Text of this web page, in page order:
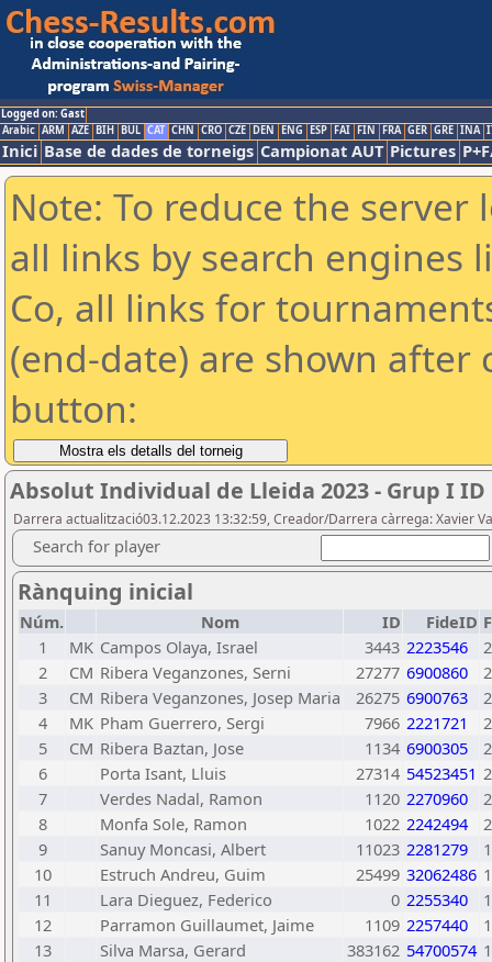
Logged on: Gast
Arabic ARM AZE BIH BUL CAT CHN CRO CZE DEN ENG ESP FAI FIN FRA GER GRE INA
Inici Base de dades de torneigs Campionat AUT Pictures
Note: To reduce the
all links by search engines
Co, all links for
(end-date) are shown
button:
Absolut Individual de Lleida 2023 - Grup I ID
Darrera actualització03.12.2023 13:32:59, Creador/Darrera càrrega: Xavier
Search for player
Rànquing inicial
Núm. Nom ID FideID
1
MK Campos Olaya, Israel 3443 2223546
2
CM Ribera Veganzones, Serni 27277 6900860
3
CM Ribera Veganzones, Josep Maria 26275 6900763
4
MK Pham Guerrero, Sergi 7966 2221721
5
CM Ribera Baztan, Jose 1134 6900305
6
Porta Isant, Lluis 27314 54523451
7
Verdes Nadal, Ramon 1120 2270960
8
Monfa Sole, Ramon 1022 2242494
9
Sanuy Moncasi, Albert 11023 2281279
10
Estruch Andreu, Guim 25499 32062486
11
Lara Dieguez, Federico 0 2255340
12
Parramon Guillaumet, Jaime 1109 2257440
13
Silva Marsa, Gerard 383162 54700574